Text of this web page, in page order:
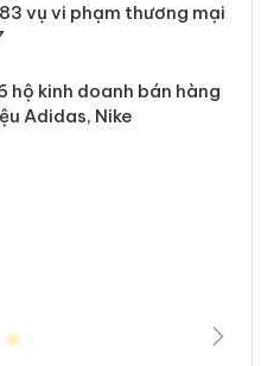
83 vụ vi phạm thương
7